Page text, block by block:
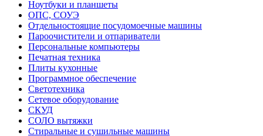
Ноутбуки и планшеты
ОПС, СОУЭ
Отдельностоящие посудомоечные машины
Пароочистители и отпариватели
Персональные компьютеры
Печатная техника
Плиты кухонные
Программное обеспечение
Светотехника
Сетевое оборудование
СКУД
СОЛО вытяжки
Стиральные и сушильные машины